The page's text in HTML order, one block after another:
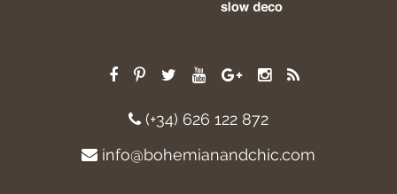
(+34) 626 122 872
info@bohemianandchic.com